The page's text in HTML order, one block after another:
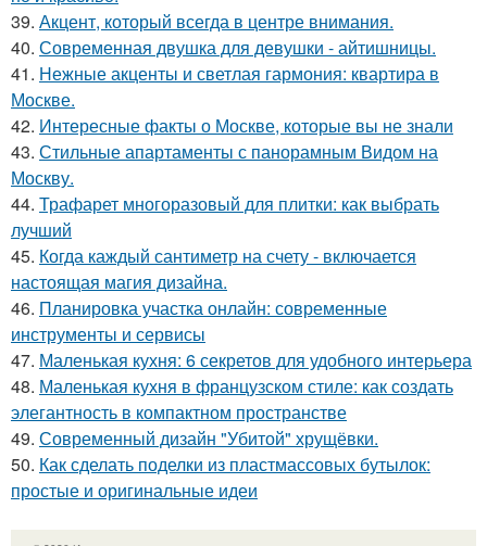
39. Акцент, который всегда в центре внимания.
40. Современная двушка для девушки - айтишницы.
41. Нежные акценты и светлая гармония: квартира в
Москве.
42. Интересные факты о Москве, которые вы не знали
43. Стильные апартаменты с панорамным Видом на
Москву.
44. Трафарет многоразовый для плитки: как выбрать
лучший
45. Когда каждый сантиметр на счету - включается
настоящая магия дизайна.
46. Планировка участка онлайн: современные
инструменты и сервисы
47. Маленькая кухня: 6 секретов для удобного интерьера
48. Маленькая кухня в французском стиле: как создать
элегантность в компактном пространстве
49. Современный дизайн "Убитой" хрущёвки.
50. Как сделать поделки из пластмассовых бутылок:
простые и оригинальные идеи